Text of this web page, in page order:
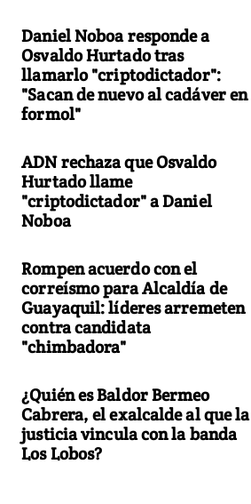
Daniel Noboa responde a
Osvaldo Hurtado tras
llamarlo "criptodictador":
"Sacan de nuevo al cadáver en
formol"
ADN rechaza que Osvaldo
Hurtado llame
"criptodictador" a Daniel
Noboa
Rompen acuerdo con el
correísmo para Alcaldía de
Guayaquil: líderes arremeten
contra candidata
"chimbadora"
¿Quién es Baldor Bermeo
Cabrera, el exalcalde al que la
justicia vincula con la banda
Los Lobos?